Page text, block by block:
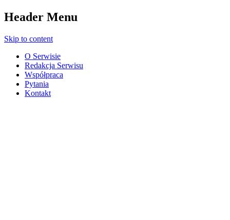
Header Menu
Skip to content
O Serwisie
Redakcja Serwisu
Współpraca
Pytania
Kontakt